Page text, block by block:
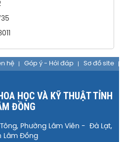
hệ Góp ý - Hỏi đáp Sơ đồ site
HỌC VÀ KỸ THUẬT TỈNH
ĐỒNG
Phường Lâm Viên - Đà Lạt,
Lâm Đồng